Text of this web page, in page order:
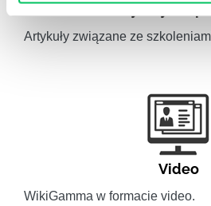
Artykuły
Artykuły związane ze
Video
WikiGamma w formacie video.